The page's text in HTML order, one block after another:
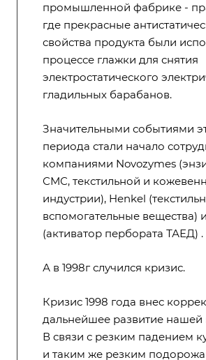
промышленной фабрике -
где прекрасные
свойства продукта были
процессе глажки для снятия
электростатического
гладильных барабанов.
Значительными событиями
периода стали начало
компаниями Novozymes
СМС, текстильной и
индустрии), Henkel
вспомогательные вещества)
(активатор пербората ТАЕД) .
А в 1998г случился кризис.
Кризис 1998 года внес
дальнейшее развитие
В связи с резким падением
и таким же резким